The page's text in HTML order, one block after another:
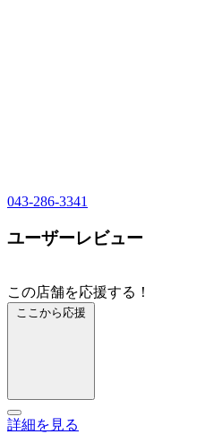
043-286-3341
ユーザーレビュー
この店舗を応援する！
ここから応援
詳細を見る